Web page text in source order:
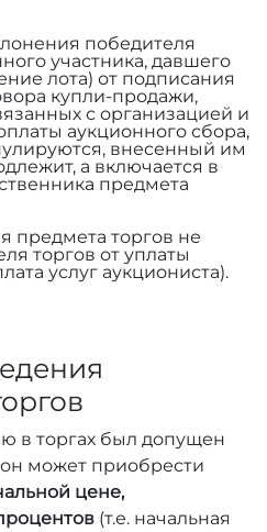
победителя
участника, давшего
лота) от подписания
купли-продажи,
с организацией и
аукционного сбора,
внесенный им
а включается в
предмета
предмета торгов не
торгов от уплаты
услуг аукциониста).
в торгах был допущен
он может приобрести
цене,
(т.е. начальная